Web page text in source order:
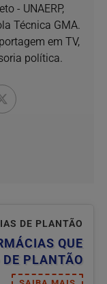
- UNAERP,
Técnica GMA.
em TV,
política.
DE PLANTÃO
QUE
DE PLANTÃO